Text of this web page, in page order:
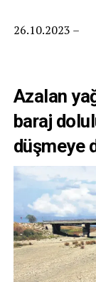
26.10.2023 –
Azalan
baraj
düşmeye